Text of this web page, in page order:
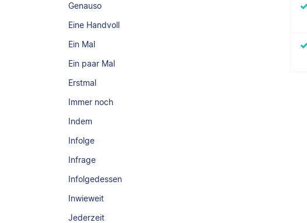
Genauso
Eine Handvoll
Ein Mal
Ein paar Mal
Erstmal
Immer noch
Indem
Infolge
Infrage
Infolgedessen
Inwieweit
Jederzeit